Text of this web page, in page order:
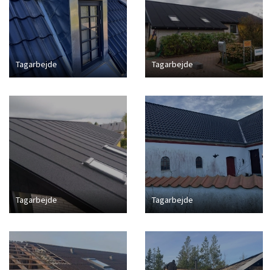
Tagarbejde Tagarbejde
Tagarbejde Tagarbejde